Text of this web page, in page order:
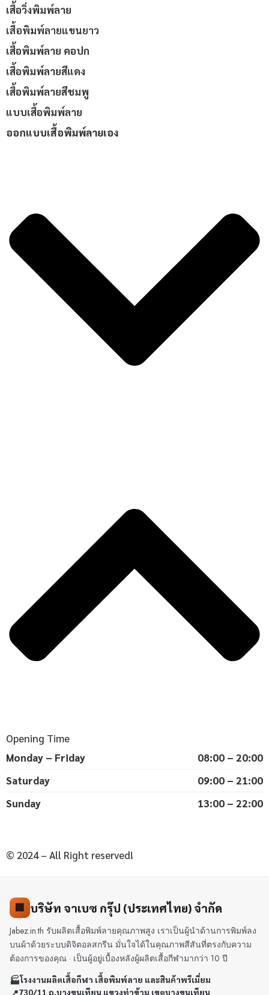
เสื้อวิ่งพิมพ์ลาย
เสื้อพิมพ์ลายแขนยาว
เสื้อพิมพ์ลาย คอปก
เสื้อพิมพ์ลายสีแดง
เสื้อพิมพ์ลายสีชมพู
แบบเสื้อพิมพ์ลาย
ออกแบบเสื้อพิมพ์ลายเอง
Opening Time
Monday – Friday
08:00 – 20:00
Saturday
09:00 – 21:00
Sunday
13:00 – 22:00
© 2024 – All Right reserved!
🏢 บริษัท จาเบซ กรุ๊ป (ประเทศไทย) จำกัด
Jabez.in.th รับผลิตเสื้อพิมพ์ลายคุณภาพสูง เราเป็นผู้นำด้านการพิมพ์ลง
บนผ้าด้วยระบบดิจิตอลสกรีน มั่นใจได้ในคุณภาพสีสันที่ตรงกับความ
ต้องการของคุณ · เป็นผู้อยู่เบื้องหลังผู้ผลิตเสื้อกีฬามากว่า 10 ปี
🏭โรงงานผลิตเสื้อกีฬา เสื้อพิมพ์ลาย และสินค้าพรีเมี่ยม
730/11 ถ.บางขุนเทียน แขวงท่าข้าม เขตบางขุนเทียน